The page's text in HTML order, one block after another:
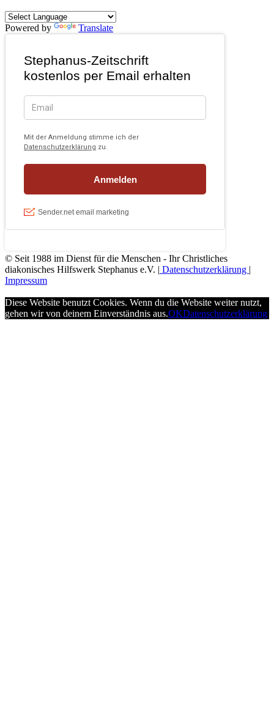
Powered by Translate
© Seit 1988 im Dienst für die Menschen - Ihr Christliches
diakonisches Hilfswerk Stephanus e.V. | Datenschutzerklärung |
Impressum
Diese Website benutzt Cookies. Wenn du die Website weiter nutzt,
gehen wir von deinem Einverständnis aus.OKDatenschutzerklärung